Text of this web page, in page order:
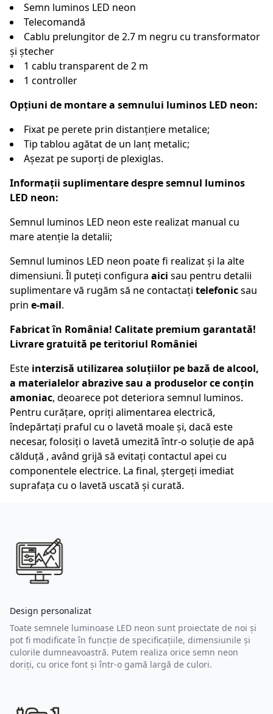
Semn luminos LED neon
Telecomandă
Cablu prelungitor de 2.7 m negru cu transformator
și ștecher
1 cablu transparent de 2 m
1 controller
Opțiuni de montare a semnului luminos LED neon:
Fixat pe perete prin distanțiere metalice;
Tip tablou agătat de un lanț metalic;
Așezat pe suporți de plexiglas.
Informații suplimentare despre semnul luminos
LED neon:
Semnul luminos LED neon este realizat manual cu
mare atenție la detalii;
Semnul luminos LED neon poate fi realizat și la alte
dimensiuni. Îl puteți configura aici sau pentru detalii
suplimentare vă rugăm să ne contactați telefonicsau
prin e-mail.
Fabricat în România! Calitate premium garantată!
Livrare gratuită pe teritoriul României
Este interzisă utilizarea soluțiilor pe bază de alcool,
a materialelor abrazive sau a produselor ce conțin
amoniac, deoarece pot deteriora semnul luminos.
Pentru curățare, opriți alimentarea electrică,
îndepărtați praful cu o lavetă moale și, dacă este
necesar, folosiți o lavetă umezită într-o soluție de apă
călduță , având grijă să evitați contactul apei cu
componentele electrice. La final, ștergeți imediat
suprafața cu o lavetă uscată și curată.
Design personalizat
Toate semnele luminoase LED neon sunt proiectate de noi și
pot fi modificate în funcție de specificațiile, dimensiunile și
culorile dumneavoastră. Putem realiza orice semn neon
doriți, cu orice font și într-o gamă largă de culori.